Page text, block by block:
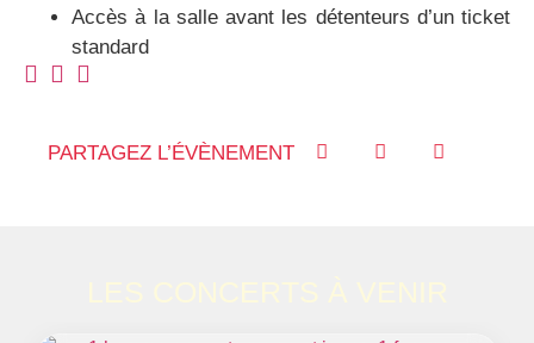
Accès à la salle avant les détenteurs d’un ticket
standard
PARTAGEZ L’ÉVÈNEMENT